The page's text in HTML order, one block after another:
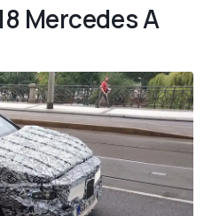
Mercedes A